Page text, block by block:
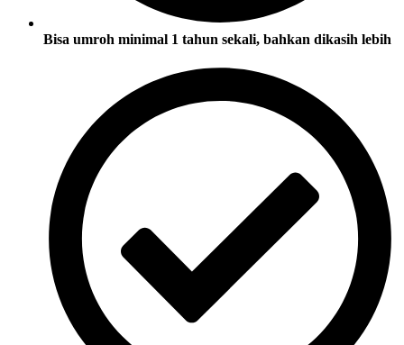
Bisa umroh minimal 1 tahun sekali, bahkan dikasih lebih